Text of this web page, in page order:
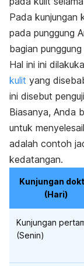
Pada kunjungan
pada punggung
bagian
Hal ini ini
kulit yang
ini disebut
Biasanya, Anda
untuk
adalah contoh
kedatangan.
Kunjungan
(Hari)
Kunjungan
(Senin)